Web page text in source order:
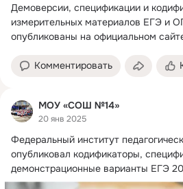
Демоверсии, спецификации и
измерительных материалов ЕГЭ и
опубликованы на официальном
Комментировать
МОУ «СОШ №14»
20 янв 2025
Федеральный институт
опубликовал кодификаторы,
демонстрационные варианты ЕГЭ